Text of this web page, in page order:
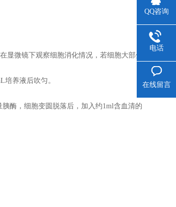
显微镜下观察细胞消化情况，若细胞大部分
培养液后吹匀。
酶，细胞变圆脱落后，加入约1ml含血清的
QQ咨询
电话
在线留言